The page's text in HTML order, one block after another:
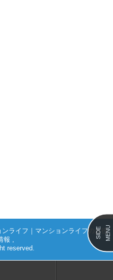
ライフ｜マンションライフのお役
報 ,
reserved.
SIDE MENU